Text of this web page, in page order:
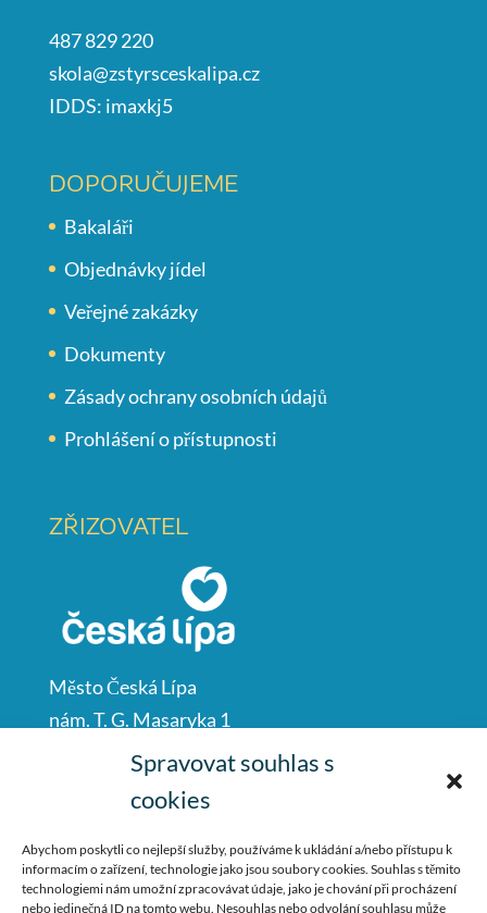
Spravovat souhlas s
cookies
Abychom poskytli co nejlepší služby, používáme k ukládání a/nebo přístupu k
informacím o zařízení, technologie jako jsou soubory cookies. Souhlas s těmito
technologiemi nám umožní zpracovávat údaje, jako je chování při procházení
nebo jedinečná ID na tomto webu. Nesouhlas nebo odvolání souhlasu může
487 829 220
skola@zstyrsceskalipa.cz
IDDS: imaxkj5
DOPORUČUJEME
Bakaláři
Objednávky jídel
Veřejné zakázky
Dokumenty
Zásady ochrany osobních údajů
Prohlášení o přístupnosti
ZŘIZOVATEL
Město Česká Lípa
nám. T. G. Masaryka 1
Česká Lípa
487 881 111